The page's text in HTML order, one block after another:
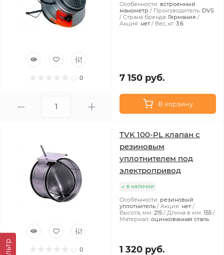
0
Особенности: встроенный
манометр
Производитель: DVS
Страна бренда: Германия
Акция: нет Вес, кг: 3.6
7 150 руб.
В корзину
0
TVK 100-PL клапан с
резиновым
уплотнителем под
электропривод
в наличии
Особенности: резиновый
уплотнитель
Акция: нет
Высота, мм: 215 Длина в мм: 155
Материал: оцинкованная сталь
1 320 руб.